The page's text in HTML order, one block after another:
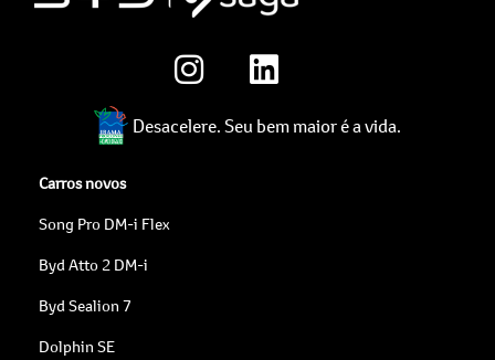
Desacelere. Seu bem maior é a vida.
Carros novos
Song Pro DM-i Flex
Byd Atto 2 DM-i
Byd Sealion 7
Dolphin SE